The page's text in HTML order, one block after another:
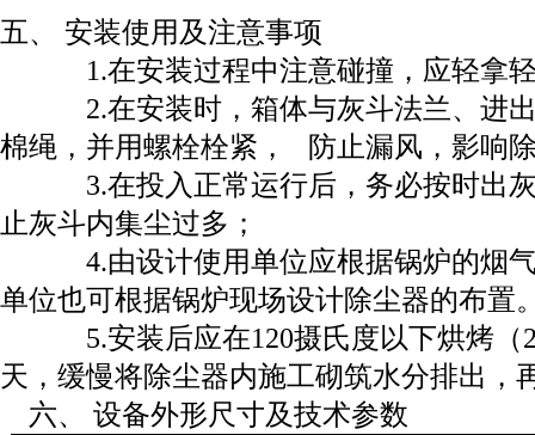
五、 安装使用及注意事项
1.在安装过程中注意碰撞，应轻拿
2.在安装时，箱体与灰斗法兰、进
棉绳，并用螺栓栓紧， 防止漏风，影响
3.在投入正常运行后，务必按时出灰
止灰斗内集尘过多；
4.由设计使用单位应根据锅炉的烟气
单位也可根据锅炉现场设计除尘器的布置
5.安装后应在120摄氏度以下烘烤（
天，缓慢将除尘器内施工砌筑水分排出，
六、 设备外形尺寸及技术参数